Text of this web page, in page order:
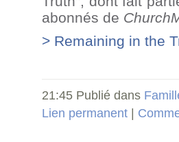
abonnés de
> Remaining in the
21:45 Publié dans
Lien permanent |